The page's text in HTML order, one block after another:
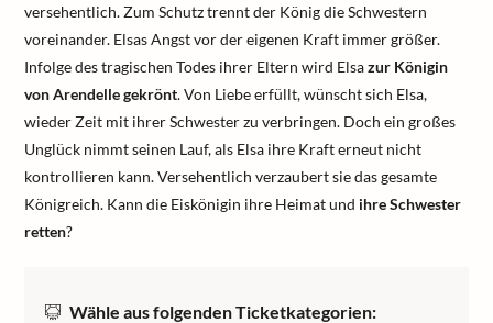
versehentlich. Zum Schutz trennt der König die Schwestern
voreinander. Elsas Angst vor der eigenen Kraft immer größer.
Infolge des tragischen Todes ihrer Eltern wird Elsazur Königin
von Arendelle gekrönt. Von Liebe erfüllt, wünscht sich Elsa,
wieder Zeit mit ihrer Schwester zu verbringen. Doch ein großes
Unglück nimmt seinen Lauf, als Elsa ihre Kraft erneut nicht
kontrollieren kann. Versehentlich verzaubert sie das gesamte
Königreich. Kann die Eiskönigin ihre Heimat und ihre Schwester
retten?
Wähle aus folgenden Ticketkategorien: